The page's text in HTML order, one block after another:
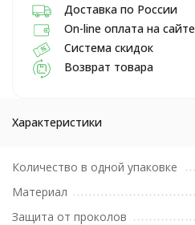
Доставка по России
On-line оплата на сайте
Система скидок
Возврат товара
Характеристики
Количество в одной упаковке
Материал
Защита от проколов